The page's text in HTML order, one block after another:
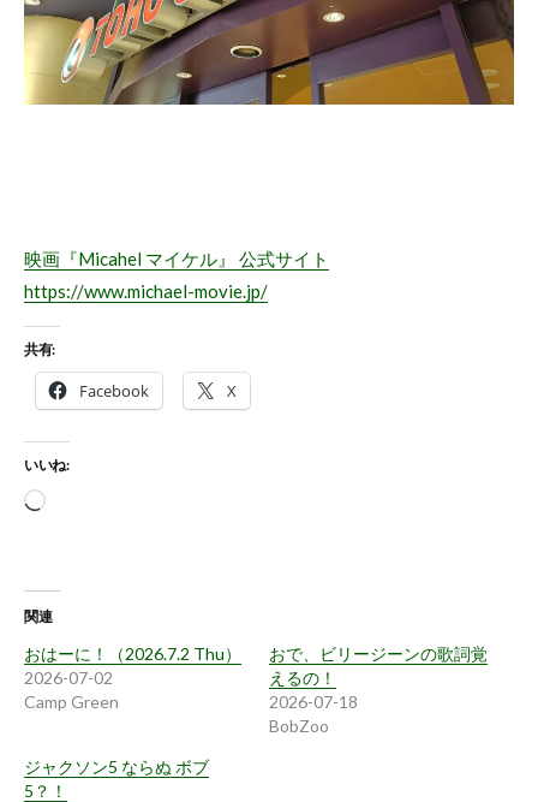
映画『Micahel マイケル』 公式サイト
https://www.michael-movie.jp/
共有:
Facebook X
いいね:
読
関連
おはーに！（2026.7.2 Thu）
2026-07-02
Camp Green
おで、ビリージーンの歌詞覚
えるの！
2026-07-18
BobZoo
ジャクソン5 ならぬ ボブ
5？！